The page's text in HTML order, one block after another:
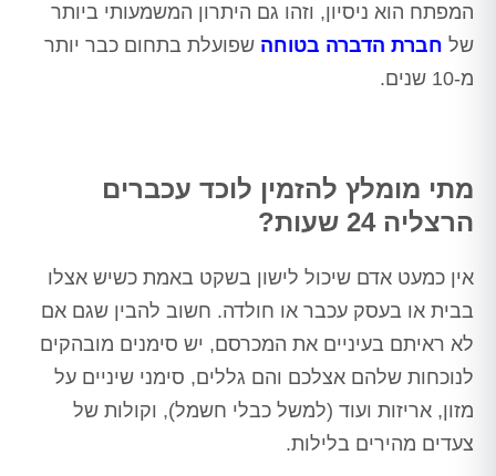
המפתח הוא ניסיון, וזהו גם היתרון המשמעותי ביותר
של חברת הדברה בטוחה שפועלת בתחום כבר יותר
מ-10 שנים.
מתי מומלץ להזמין לוכד עכברים
הרצליה 24 שעות?
אין כמעט אדם שיכול לישון בשקט באמת כשיש אצלו
בבית או בעסק עכבר או חולדה. חשוב להבין שגם אם
לא ראיתם בעיניים את המכרסם, יש סימנים מובהקים
לנוכחות שלהם אצלכם והם גללים, סימני שיניים על
מזון, אריזות ועוד (למשל כבלי חשמל), וקולות של
צעדים מהירים בלילות.